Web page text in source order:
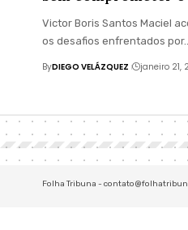
Victor Boris Santos Maciel
os desafios enfrentados
ByDIEGO VELÁZQUEZ janeiro 21,
Folha Tribuna -